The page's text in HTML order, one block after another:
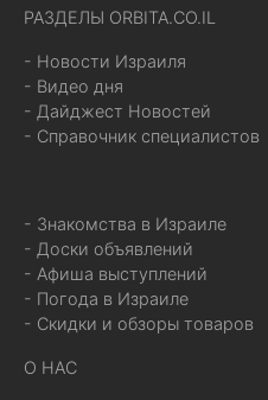
РАЗДЕЛЫ ORBITA.CO.IL
- Новости Израиля
- Видео дня
- Дайджест Новостей
- Справочник специалистов
- Знакомства в Израиле
- Доски объявлений
- Афиша выступлений
- Погода в Израиле
- Скидки и обзоры товаров
О НАС